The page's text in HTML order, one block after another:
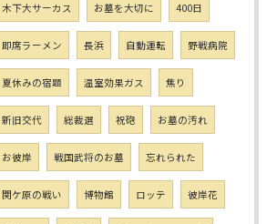
木下大サーカス お墓を大切に 400日
即席ラーメン 長浜 自動運転 野戦病院
夏休みの宿題 温室効果ガス 焦り
新旧交代 総裁選 祝砲 お墓の汚れ
お彼岸 戦国武将のお墓 忘れられた
関ケ原の戦い 博物館 ロッテ 彼岸花